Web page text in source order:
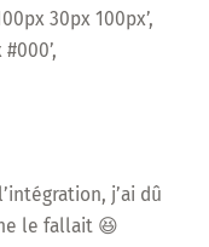
30px 100px’,
j’ai dû
le fallait 😆